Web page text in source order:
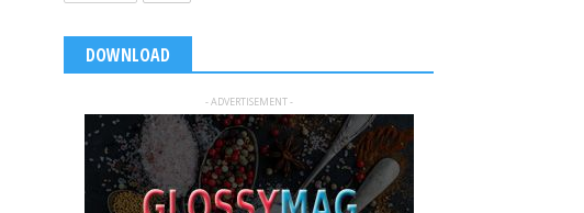
DOWNLOAD
- ADVERTISEMENT -